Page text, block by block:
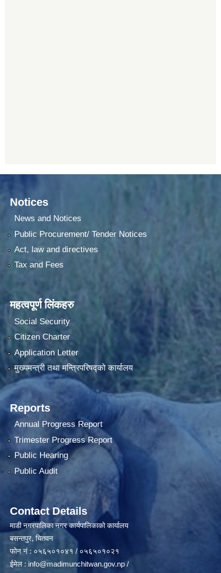
Notices
News and Notices
Public Procurement/ Tender Notices
Act, law and directives
Tax and Fees
महत्वपूर्ण लिंकहरु
Social Security
Citizen Charter
Application Letter
मुख्यमन्त्री तथा मन्त्रिपरिषद्को कार्यालय
Reports
Annual Progress Report
Trimester Progress Report
Public Hearing
Public Audit
Contact Details
माडी नगरपालिका नगर कार्यपालिकाको कार्यालय
बसन्तपुर, चितवन
फोन नं : ०५६५०१०४१ / ०५६५०१०२१
ईमेल : info@madimunchitwan.gov.np /